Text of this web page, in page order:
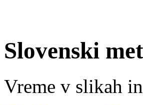
Slovenski
Vreme v slikah